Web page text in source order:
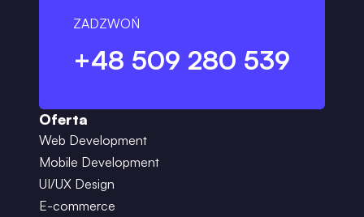
ZADZWOŃ
+48 509 280 539
Oferta
Web Development
Mobile Development
UI/UX Design
E-commerce